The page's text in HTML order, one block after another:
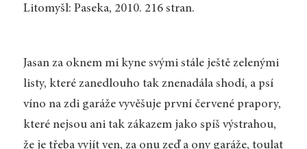
Litomyšl: Paseka, 2010. 216 stran.
Jasan za oknem mi kyne svými stále ještě zelenými
listy, které zanedlouho tak znenadála shodí, a psí
víno na zdi garáže vyvěšuje první červené prapory,
které nejsou ani tak zákazem jako spíš výstrahou,
že je třeba vyjít ven, za onu zeď a ony garáže, toulat